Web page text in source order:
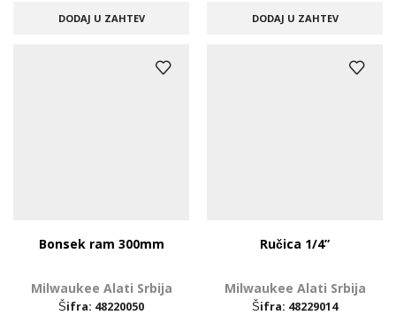
DODAJ U ZAHTEV DODAJ U ZAHTEV
Bonsek ram 300mm
Milwaukee Alati Srbija
Šifra: 48220050
Ručica 1/4”
Milwaukee Alati Srbija
Šifra: 48229014